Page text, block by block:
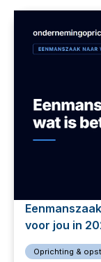
voor jou in
Oprichting &